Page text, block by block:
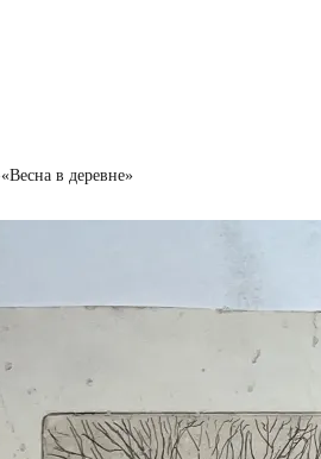
«Весна в деревне»